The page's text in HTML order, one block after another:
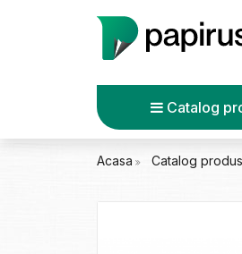
Catalog
Acasa Catalog